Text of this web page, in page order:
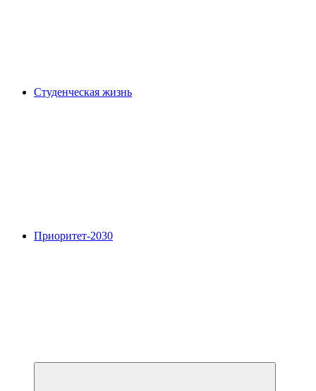
Студенческая жизнь
Приоритет-2030